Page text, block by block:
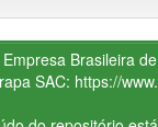
Empresa Brasileira
SAC: https://